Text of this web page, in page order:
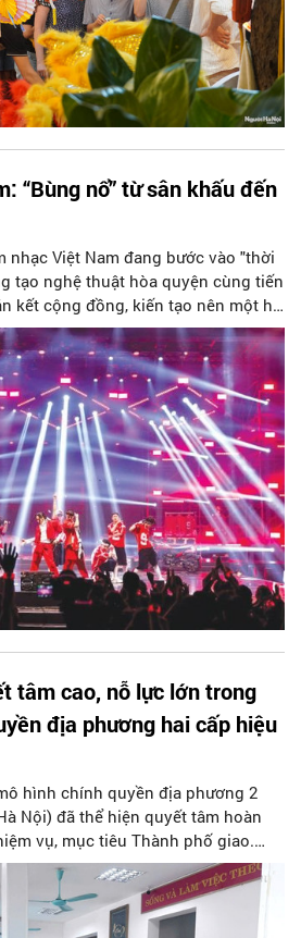
“Bùng nổ” từ sân khấu đến
nhạc Việt Nam đang bước vào "thời
tạo nghệ thuật hòa quyện cùng tiến
kết cộng đồng, kiến tạo nên một hệ
động và tiềm năng bứt phá.
tâm cao, nỗ lực lớn trong
địa phương hai cấp hiệu
hình chính quyền địa phương 2
Nội) đã thể hiện quyết tâm hoàn
vụ, mục tiêu Thành phố giao.
tạo, đoàn kết…, xã Phúc Thọ đã
triển địa phương, góp phần xây
– Văn minh – Hiện đại”.